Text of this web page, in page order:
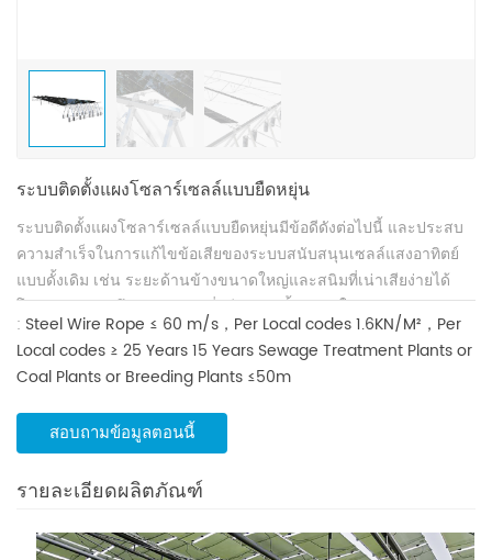
ระบบติดตั้งแผงโซลาร์เซลล์แบบยืดหยุ่น
ระบบติดตั้งแผงโซลาร์เซลล์แบบยืดหยุ่นมีข้อดีดังต่อไปนี้ และประสบ
ความสำเร็จในการแก้ไขข้อเสียของระบบสนับสนุนเซลล์แสงอาทิตย์
แบบดั้งเดิม เช่น ระยะด้านข้างขนาดใหญ่และสนิมที่เน่าเสียง่ายได้
โดยการแขวน ดึง และแขวนสี่วิธีการติดตั้งขนาดใหญ่ และปรับปรุง
โหมดการสนับสนุนของพลังงานเซลล์แสงอาทิตย์แบบกระจายให้ดียิ่ง
ขึ้น ระบบการสร้าง
: Steel Wire Rope ≤ 60 m/s，Per Local codes1.6KN/M²，Per
Local codes ≥ 25 Years15 Years Sewage Treatment Plants or
Coal Plants or Breeding Plants ≤50m
สอบถามข้อมูลตอนนี้
รายละเอียดผลิตภัณฑ์